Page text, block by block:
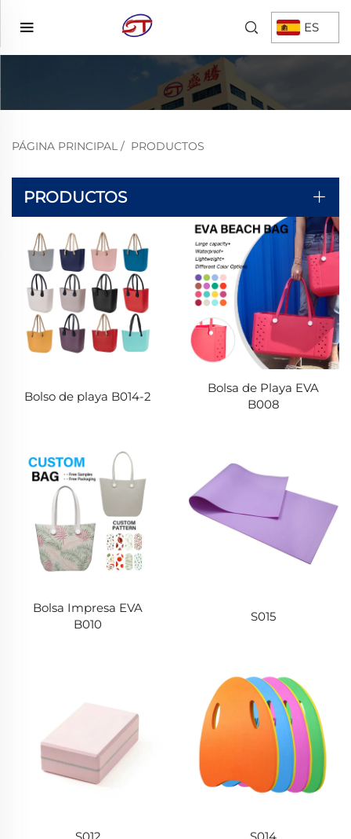
ES
PÁGINA PRINCIPAL / PRODUCTOS
PRODUCTOS
Bolso de playa B014-2
Bolsa de Playa EVA
B008
Bolsa Impresa EVA
B010
S015
S012 S014